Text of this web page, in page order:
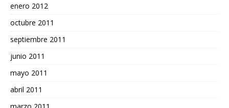
enero 2012
octubre 2011
septiembre 2011
junio 2011
mayo 2011
abril 2011
marzo 2011